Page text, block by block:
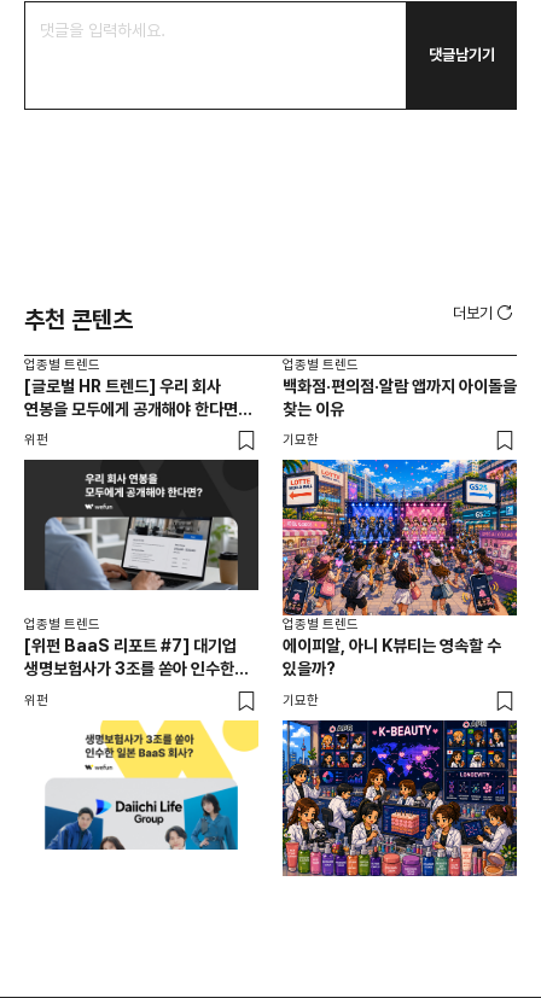
댓글남기기
추천 콘텐츠 더보기
업종별 트렌드
[글로벌 HR 트렌드] 우리 회사
연봉을 모두에게 공개해야 한다면? |
급여 투명성 법, 해외 사례, 연봉
위펀
업종별 트렌드
백화점·편의점·알람 앱까지 아이돌을
찾는 이유
기묘한
업종별 트렌드
[위펀 BaaS 리포트 #7] 대기업
생명보험사가 3조를 쏟아 인수한
일본 BaaS 회사의 정체는?
위펀
업종별 트렌드
에이피알, 아니 K뷰티는 영속할 수
있을까?
기묘한